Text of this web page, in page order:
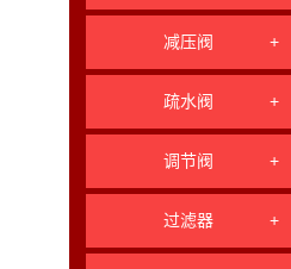
减压阀 +
疏水阀 +
调节阀 +
过滤器 +